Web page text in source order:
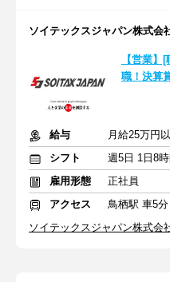
ソイテックスジャパン株式
【営業
職！決算
給与
月給25万円
シフト
週5日 1日8
雇用形態
正社員
アクセス
鳥栖駅 車5分
ソイテックスジャパン株式会